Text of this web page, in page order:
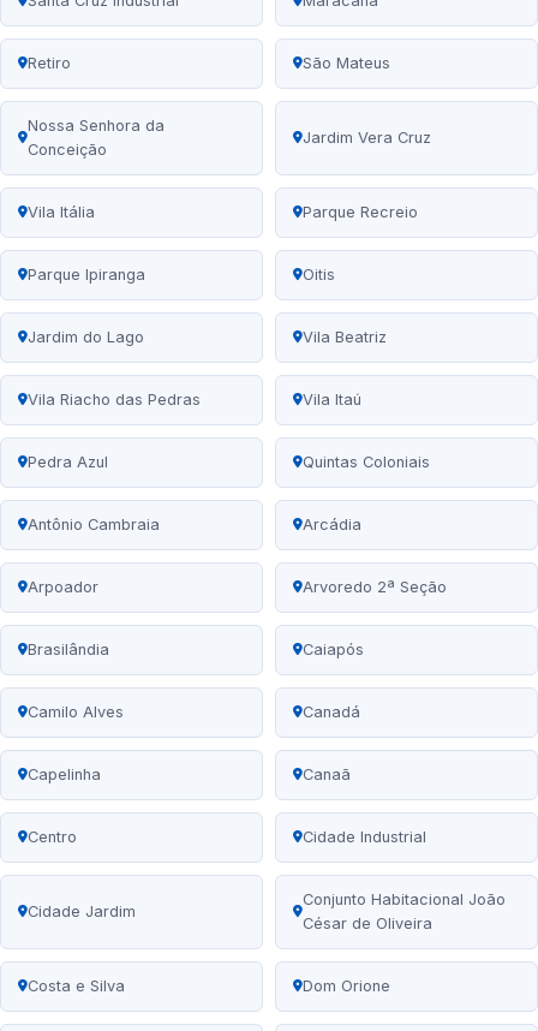
Retiro São Mateus
Nossa Senhora da
Conceição
Jardim Vera Cruz
Vila Itália Parque Recreio
Parque Ipiranga Oitis
Jardim do Lago Vila Beatriz
Vila Riacho das Pedras Vila Itaú
Pedra Azul Quintas Coloniais
Antônio Cambraia Arcádia
Arpoador Arvoredo 2ª Seção
Brasilândia Caiapós
Camilo Alves Canadá
Capelinha Canaã
Centro Cidade Industrial
Cidade Jardim
Conjunto Habitacional João
César de Oliveira
Costa e Silva Dom Orione